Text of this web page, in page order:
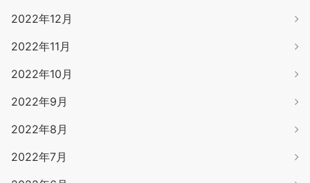
2022年12月
2022年11月
2022年10月
2022年9月
2022年8月
2022年7月